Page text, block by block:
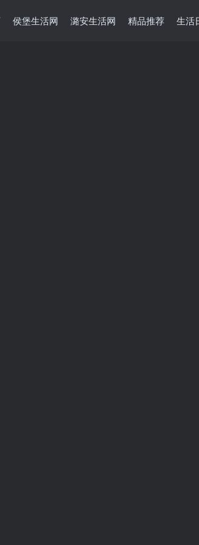
侯堡生活网 潞安生活网 精品推荐 生活